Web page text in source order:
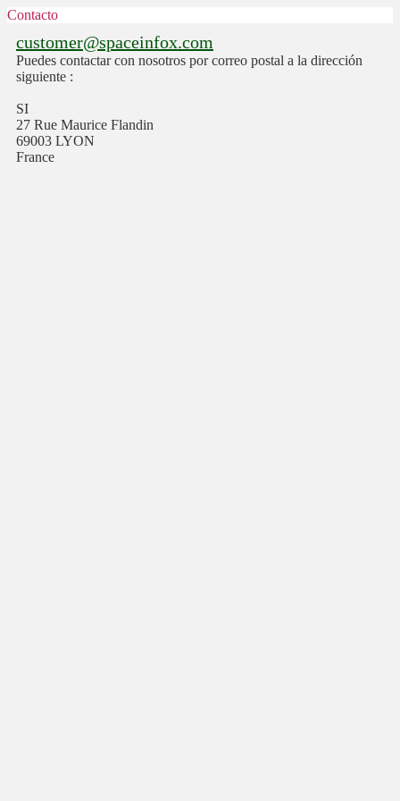
Contacto
customer@spaceinfox.com
Puedes contactar con nosotros por correo postal a la dirección
siguiente :
SI
27 Rue Maurice Flandin
69003 LYON
France